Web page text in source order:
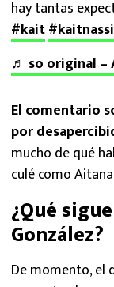
hay tantas
#kait
♬ so original –
El comentario
por
mucho de qué
culé como
¿Qué
González?
De momento, el